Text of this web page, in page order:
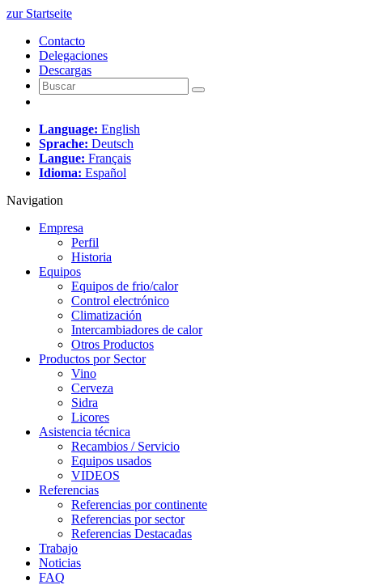
zur Startseite
Contacto
Delegaciones
Descargas
Language: English
Sprache: Deutsch
Langue: Français
Idioma: Español
Navigation
Empresa
Perfil
Historia
Equipos
Equipos de frio/calor
Control electrónico
Climatización
Intercambiadores de calor
Otros Productos
Productos por Sector
Vino
Cerveza
Sidra
Licores
Asistencia técnica
Recambios / Servicio
Equipos usados
VIDEOS
Referencias
Referencias por continente
Referencias por sector
Referencias Destacadas
Trabajo
Noticias
FAQ